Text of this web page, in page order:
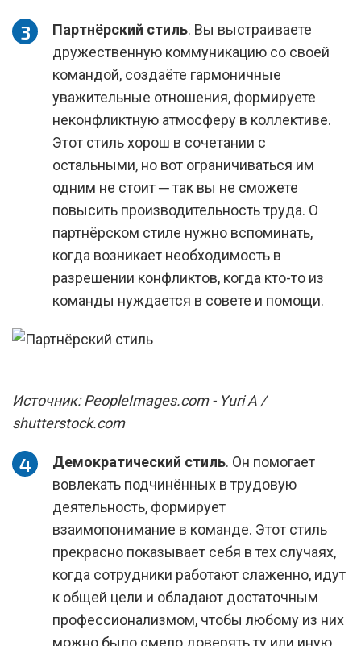
Партнёрский стиль. Вы выстраиваете
дружественную коммуникацию со своей
командой, создаёте гармоничные
уважительные отношения, формируете
неконфликтную атмосферу в коллективе.
Этот стиль хорош в сочетании с
остальными, но вот ограничиваться им
одним не стоит ─ так вы не сможете
повысить производительность труда. О
партнёрском стиле нужно вспоминать,
когда возникает необходимость в
разрешении конфликтов, когда кто-то из
команды нуждается в совете и помощи.
Источник: PeopleImages.com - Yuri A /
shutterstock.com
Демократический стиль. Он помогает
вовлекать подчинённых в трудовую
деятельность, формирует
взаимопонимание в команде. Этот стиль
прекрасно показывает себя в тех случаях,
когда сотрудники работают слаженно, идут
к общей цели и обладают достаточным
профессионализмом, чтобы любому из них
можно было смело доверять ту или иную